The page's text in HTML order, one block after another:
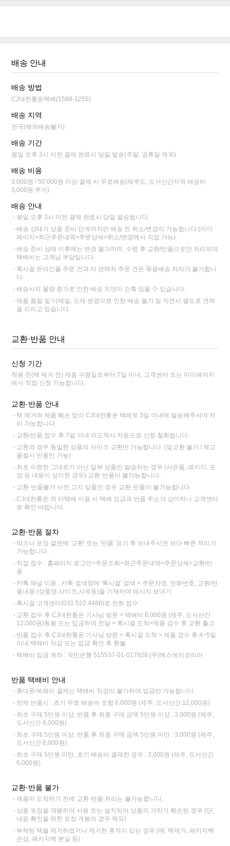
배송 안내
배송 방법
CJ대한통운택배(1588-1255)
배송 지역
전국(해외배송불가)
배송 기간
평일 오후 3시 이전 결제 완료시 당일 발송(주말, 공휴일 제외)
배송 비용
3,000원 / 50,000원 이상 결제 시 무료배송(제주도, 도서산간지역 배송비
3,000원 추가)
배송 안내
평일 오후 3시 이전 결제 완료시 당일 발송됩니다.
배송 상태가 상품 준비 단계까지만 배송 전 취소/변경이 가능합니다.(마이
페이지>최근주문내역>주문상세>취소/변경에서 직접 가능)
배송 준비 상태 이후에는 변경 불가하며, 수령 후 교환/반품으로만 처리되며
택배비는 고객님 부담입니다.
록시걸 온라인몰 주문 건과 타 판매처 주문 건은 묶음배송 처리가 불가합니
다.
배송사의 물량 증가로 인한 배송 지연이 간혹 있을 수 있습니다.
제품 품절 및 디테일, 소재 변경으로 인한 배송 불가 및 지연시 별도로 연락
을 드리고 있습니다.
교환·반품 안내
신청 기간
착용 전(택 제거 전) 제품 수령일로부터 7일 이내, 고객센터 또는 마이페이지
에서 직접 신청 가능합니다.
교환·반품 안내
택 제거와 제품 훼손 없이 CJ대한통운 택배로 3일 이내에 발송해주셔야 처
리 가능합니다.
교환/반품 접수 후 7일 이내 미도착시 자동으로 신청 철회됩니다.
교환의 경우 동일한 상품의 사이즈 교환만 가능합니다. (맞교환 불가 / 재고
품절시 반품만 가능)
최초 수령한 그대로가 아닌 일부 상품만 발송하는 경우 (사은품, 패키지, 포
장 등 내용이 상이한 경우) 교환·반품이 불가능합니다.
교환·반품불가 사전 고지 상품인 경우 교환·반품이 불가능합니다.
CJ대한통운 외 타택배 이용 시 택배 요금과 반품 주소가 상이하니 고객센터
로 확인 바랍니다.
교환·반품 절차
박스나 포장 겉면에 '교환' 또는 '반품' 표기 후 보내주시면 보다 빠른 처리가
가능합니다.
직접 접수 : 홈페이지 로그인>주문조회>최근주문내역>주문상세>교환/반
품
카톡 채널 이용 : 카톡 검색창에 '록시걸' 검색 > 주문자명, 전화번호, 교환/반
품내용 (상품명,사이즈,사유등)을 기재하여 메시지 보내기
록시걸 고객센터(031.522.4488)로 전화 접수
교환 접수 후 CJ대한통운 기사님 방문 > 택배비 6,000원 (제주, 도서산간
12,000원)동봉 또는 입금하여 전달 > 록시걸 도착>제품 검수 후 교환 출고
반품 접수 후 CJ대한통운 기사님 방문 > 록시걸 도착 > 제품 검수 후 4~5일
이내 택배비 차감 또는 입금 확인 후 환불
택배비 입금 계좌 : 국민은행 515537-01-017828 (주)에스에이코리아
반품 택배비 안내
휴대폰/쓱페이 결제는 택배비 차감이 불가하여 입금만 가능합니다.
전체 반품시 : 초기 무료 배송비 포함 6,000원 (제주, 도서산간 12,000원)
최초 구매 5만원 이상, 반품 후 최종 구매 금액 5만원 이상 : 3,000원 (제주,
도서산간 6,000원)
최초 구매 5만원 이상, 반품 후 최종 구매 금액 5만원 미만 : 3,000원 (제주,
도서산간 6,000원)
최초 구매 5만원 미만, 초기 배송비 결제한 경우 : 3,000원 (제주, 도서산간
6,000원)
교환·반품 불가
제품이 도착하기 전에 교환·반품 처리는 불가능합니다.
상품 포장을 개봉하여 사용 또는 설치되어 상품의 가치가 훼손된 경우 (단,
내용 확인을 위한 포장 개봉의 경우 제외)
부착된 택을 제거하였거나 제거한 흔적이 있는 경우 (예: 택제거, 패키지백
손상, 패키지백 분실 등)